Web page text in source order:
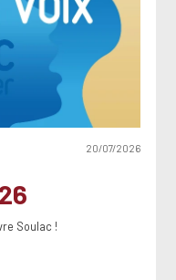
20/07/2026
Soulac !